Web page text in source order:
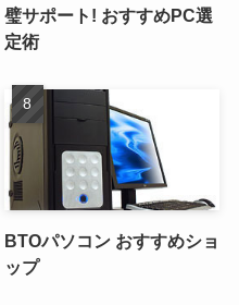
璧サポート! おすすめPC選
定術
BTOパソコン おすすめショ
ップ